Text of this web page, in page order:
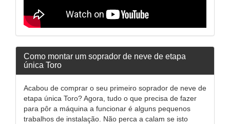
Como montar um soprador de neve de etapa
única Toro
Acabou de comprar o seu primeiro soprador de neve de
etapa única Toro? Agora, tudo o que precisa de fazer
para pôr a máquina a funcionar é alguns pequenos
trabalhos de instalação. Não perca a calam se isto